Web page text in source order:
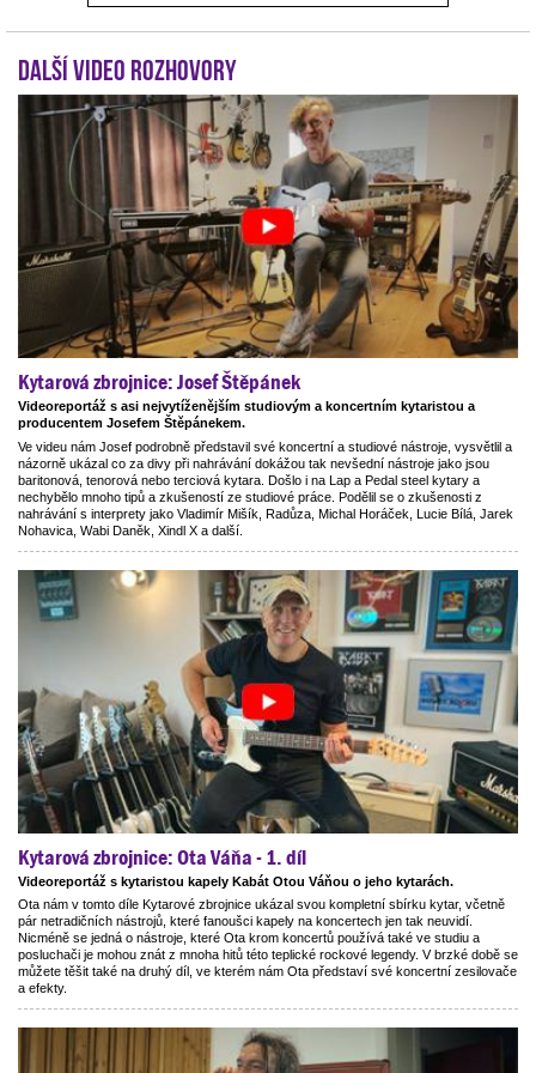
Další video rozhovory
Kytarová zbrojnice: Josef Štěpánek
Videoreportáž s asi nejvytíženějším studiovým a koncertním kytaristou a
producentem Josefem Štěpánekem.
Ve videu nám Josef podrobně představil své koncertní a studiové nástroje, vysvětlil a
názorně ukázal co za divy při nahrávání dokážou tak nevšední nástroje jako jsou
baritonová, tenorová nebo terciová kytara. Došlo i na Lap a Pedal steel kytary a
nechybělo mnoho tipů a zkušeností ze studiové práce. Podělil se o zkušenosti z
nahrávání s interprety jako Vladimír Mišík, Radůza, Michal Horáček, Lucie Bílá, Jarek
Nohavica, Wabi Daněk, Xindl X a další.
Kytarová zbrojnice: Ota Váňa - 1. díl
Videoreportáž s kytaristou kapely Kabát Otou Váňou o jeho kytarách.
Ota nám v tomto díle Kytarové zbrojnice ukázal svou kompletní sbírku kytar, včetně
pár netradičních nástrojů, které fanoušci kapely na koncertech jen tak neuvidí.
Nicméně se jedná o nástroje, které Ota krom koncertů používá také ve studiu a
posluchači je mohou znát z mnoha hitů této teplické rockové legendy. V brzké době se
můžete těšit také na druhý díl, ve kterém nám Ota představí své koncertní zesilovače
a efekty.